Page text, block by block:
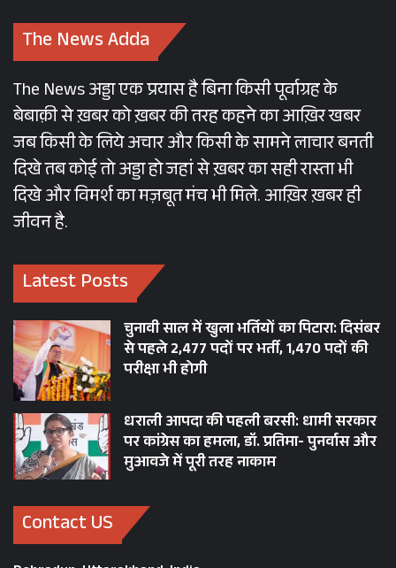
The News Adda
The News अड्डा एक प्रयास है बिना किसी पूर्वाग्रह के
बेबाक़ी से ख़बर को ख़बर की तरह कहने का आख़िर खबर
जब किसी के लिये अचार और किसी के सामने लाचार बनती
दिखे तब कोई तो अड्डा हो जहां से ख़बर का सही रास्ता भी
दिखे और विमर्श का मज़बूत मंच भी मिले. आख़िर ख़बर ही
जीवन है.
Latest Posts
चुनावी साल में खुला भर्तियों का पिटारा: दिसंबर
से पहले 2,477 पदों पर भर्ती, 1,470 पदों की
परीक्षा भी होगी
धराली आपदा की पहली बरसी: धामी सरकार
पर कांग्रेस का हमला, डॉ. प्रतिमा- पुनर्वास और
मुआवजे में पूरी तरह नाकाम
Contact US